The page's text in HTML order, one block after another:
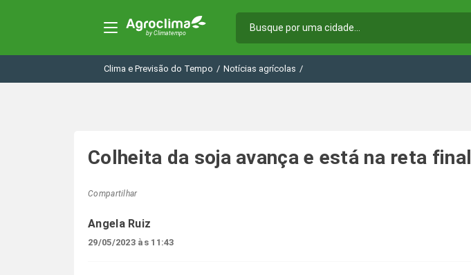
Clima e Previsão do Tempo / Notícias agrícolas /
Colheita da soja avança e está na reta final
Compartilhar
Angela Ruiz
29/05/2023 às 11:43